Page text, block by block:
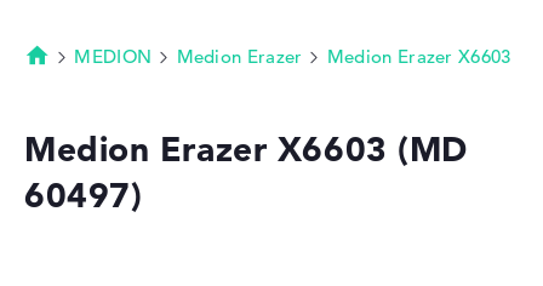
Technik & Wissen
Deals
Startseite
MEDION Medion Erazer Medion Erazer X6603
Medion Erazer X6603 (MD
60497)